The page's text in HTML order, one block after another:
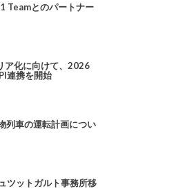
Teamとのパートナー
ア化に向けて、2026
連携を開始
列車の運転計画につい
ツットガルト事務所移